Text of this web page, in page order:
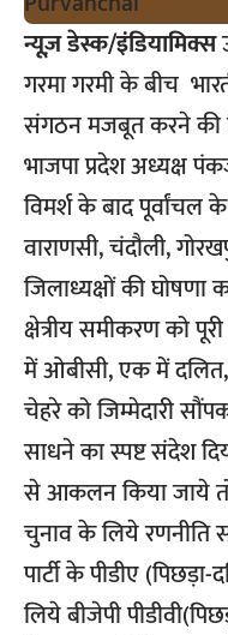
न्यूज़ डेस्क/इंडियामिक्स
गरमा गरमी के बीच
संगठन मजबूत करने की
भाजपा प्रदेश अध्यक्ष
विमर्श के बाद
वाराणसी, चंदौली,
जिलाध्यक्षों की
क्षेत्रीय समीकरण को
में ओबीसी, एक में
चेहरे को जिम्मेदारी
साधने का स्पष्ट संदेश
से आकलन किया जाये
चुनाव के लिये रणनीति
पार्टी के पीडीए
लिये बीजेपी